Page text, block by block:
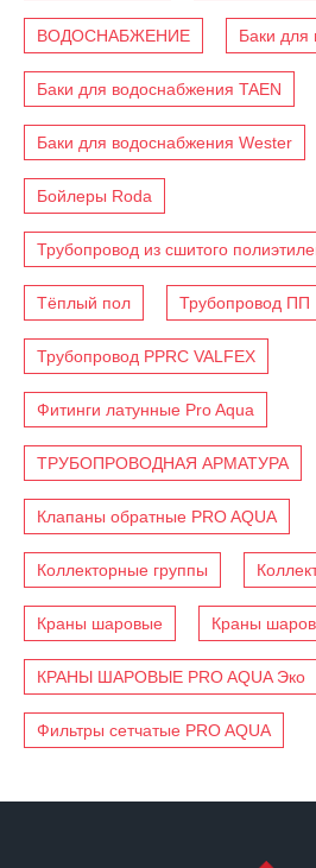
ВОДОСНАБЖЕНИЕ Баки для
Баки для водоснабжения TAEN
Баки для водоснабжения Wester
Бойлеры Roda
Трубопровод из сшитого
Тёплый пол Трубопровод ПП
Трубопровод PPRC VALFEX
Фитинги латунные Pro Aqua
ТРУБОПРОВОДНАЯ АРМАТУРА
Клапаны обратные PRO AQUA
Коллекторные группы
Краны шаровые Краны
КРАНЫ ШАРОВЫЕ PRO AQUA Эко
Фильтры сетчатые PRO AQUA